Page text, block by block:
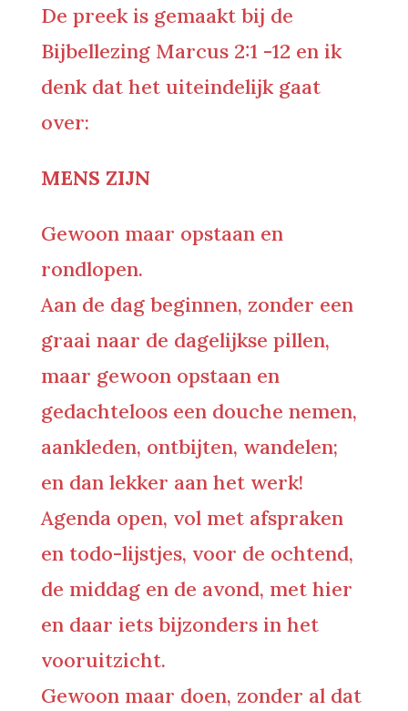
De preek is gemaakt bij de
Bijbellezing Marcus 2:1 -12 en ik
denk dat het uiteindelijk gaat
over:
MENS ZIJN
Gewoon maar opstaan en
rondlopen.
Aan de dag beginnen, zonder een
graai naar de dagelijkse pillen,
maar gewoon opstaan en
gedachteloos een douche nemen,
aankleden, ontbijten, wandelen;
en dan lekker aan het werk!
Agenda open, vol met afspraken
en todo-lijstjes, voor de ochtend,
de middag en de avond, met hier
en daar iets bijzonders in het
vooruitzicht.
Gewoon maar doen, zonder al dat